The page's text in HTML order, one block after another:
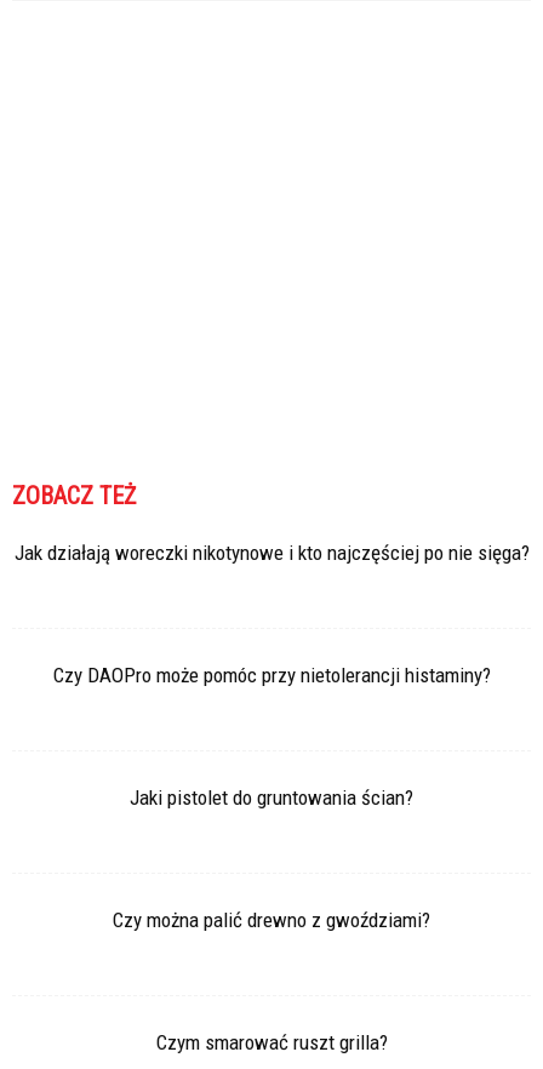
ZOBACZ TEŻ
Jak działają woreczki nikotynowe i kto najczęściej po nie sięga?
Czy DAOPro może pomóc przy nietolerancji histaminy?
Jaki pistolet do gruntowania ścian?
Czy można palić drewno z gwoździami?
Czym smarować ruszt grilla?